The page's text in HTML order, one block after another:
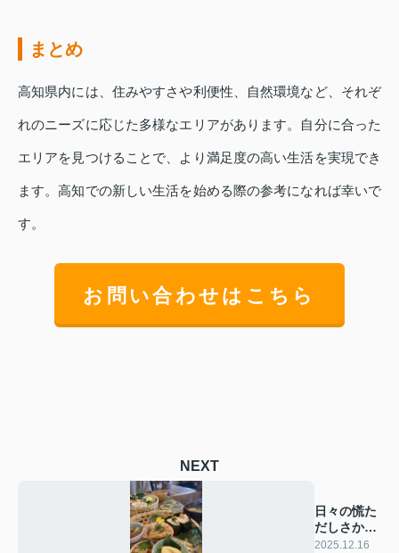
まとめ
高知県内には、住みやすさや利便性、自然環境など、それぞ
れのニーズに応じた多様なエリアがあります。自分に合った
エリアを見つけることで、より満足度の高い生活を実現でき
ます。高知での新しい生活を始める際の参考になれば幸いで
す。
お問い合わせはこちら
NEXT
日々の慌た
だしさから
解放
2025.12.16